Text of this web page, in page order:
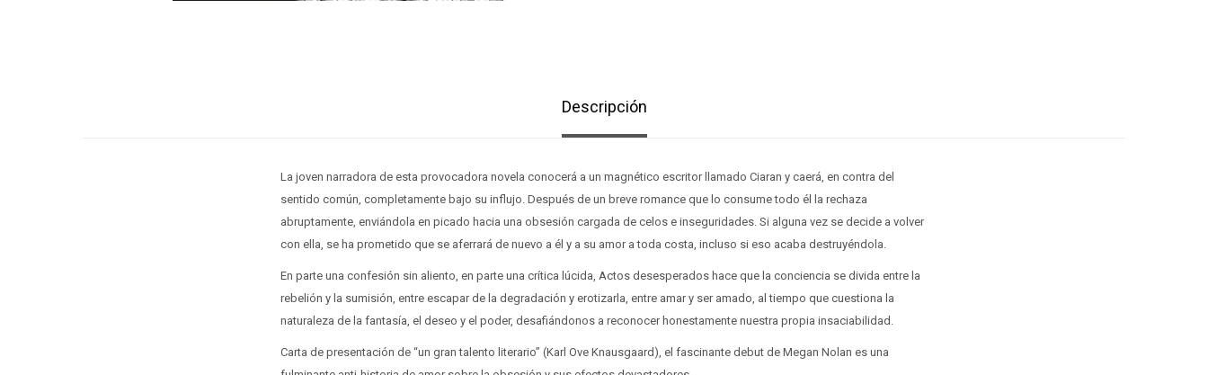
Descripción
La joven narradora de esta provocadora novela conocerá a un magnético escritor llamado Ciaran y caerá, en contra del
sentido común, completamente bajo su influjo. Después de un breve romance que lo consume todo él la rechaza
abruptamente, enviándola en picado hacia una obsesión cargada de celos e inseguridades. Si alguna vez se decide a volver
con ella, se ha prometido que se aferrará de nuevo a él y a su amor a toda costa, incluso si eso acaba destruyéndola.
En parte una confesión sin aliento, en parte una crítica lúcida, Actos desesperados hace que la conciencia se divida entre la
rebelión y la sumisión, entre escapar de la degradación y erotizarla, entre amar y ser amado, al tiempo que cuestiona la
naturaleza de la fantasía, el deseo y el poder, desafiándonos a reconocer honestamente nuestra propia insaciabilidad.
Carta de presentación de “un gran talento literario” (Karl Ove Knausgaard), el fascinante debut de Megan Nolan es una